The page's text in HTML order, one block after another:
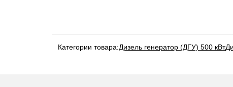
Категории товара:Дизель генератор (ДГУ) 500 кВт